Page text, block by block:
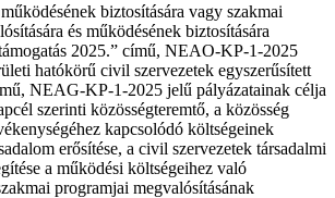
biztosítására vagy szakmai
és működésének biztosítására
2025.” című, NEAO-KP-1-2025
hatókörű civil szervezetek egyszerűsített
NEAG-KP-1-2025 jelű pályázatainak célja
szerinti közösségteremtő, a közösség
kapcsolódó költségeinek
erősítése, a civil szervezetek társadalmi
a működési költségeihez való
programjai megvalósításának